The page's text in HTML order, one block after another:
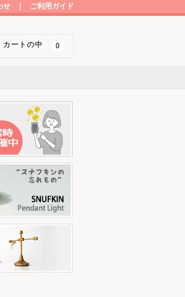
せ ご利用ガイド
カートの中 0